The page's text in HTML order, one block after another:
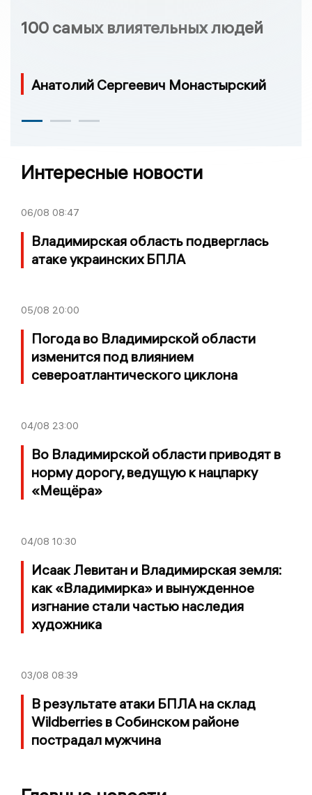
100 самых влиятельных людей
Анатолий Сергеевич Монастырский
Интересные новости
06/08 08:47
Владимирская область подверглась
атаке украинских БПЛА
05/08 20:00
Погода во Владимирской области
изменится под влиянием
североатлантического циклона
04/08 23:00
Во Владимирской области приводят в
норму дорогу, ведущую к нацпарку
«Мещёра»
04/08 10:30
Исаак Левитан и Владимирская земля:
как «Владимирка» и вынужденное
изгнание стали частью наследия
художника
03/08 08:39
В результате атаки БПЛА на склад
Wildberries в Собинском районе
пострадал мужчина